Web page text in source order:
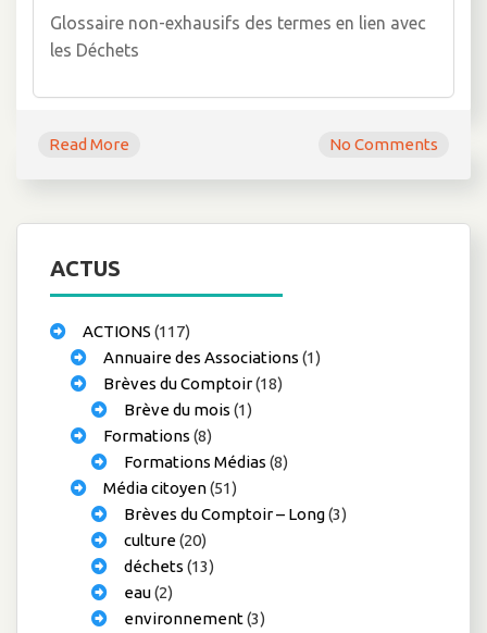
Glossaire non-exhausifs des termes en lien avec
les Déchets
Read More No Comments
ACTUS
ACTIONS (117)
Annuaire des Associations (1)
Brèves du Comptoir(18)
Brève du mois (1)
Formations (8)
Formations Médias (8)
Média citoyen(51)
Brèves du Comptoir – Long(3)
culture(20)
déchets (13)
eau(2)
environnement(3)